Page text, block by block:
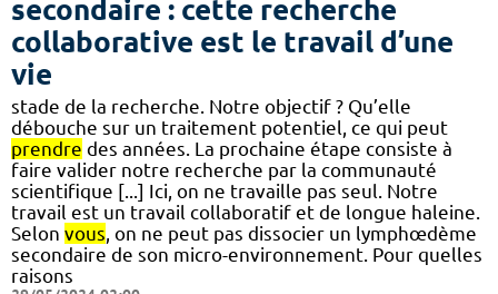
secondaire : cette recherche
collaborative est le travail d’une
vie
stade de la recherche. Notre objectif ? Qu’elle
débouche sur un traitement potentiel, ce qui peut
prendre des années. La prochaine étape consiste à
faire valider notre recherche par la communauté
scientifique [...] Ici, on ne travaille pas seul. Notre
travail est un travail collaboratif et de longue haleine.
Selon vous, on ne peut pas dissocier un lymphœdème
secondaire de son micro-environnement. Pour quelles
raisons